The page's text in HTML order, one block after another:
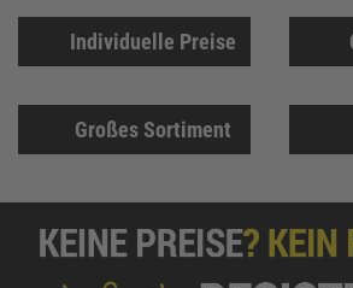
Individuelle Preise
Großes Sortiment